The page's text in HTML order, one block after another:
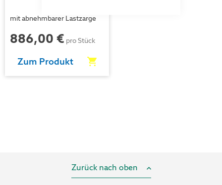
mit abnehmbarer Lastzarge
886,00 € pro Stück
Zum Produkt
Zurück nach oben